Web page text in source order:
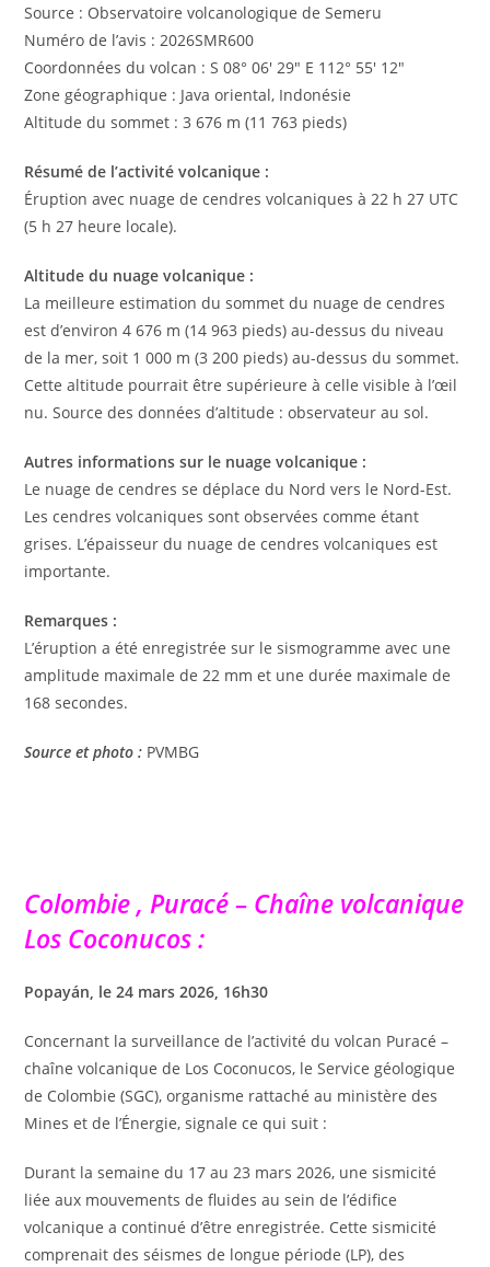
Source : Observatoire volcanologique de Semeru
Numéro de l’avis : 2026SMR600
Coordonnées du volcan : S 08° 06′ 29″ E 112° 55′ 12″
Zone géographique : Java oriental, Indonésie
Altitude du sommet : 3 676 m (11 763 pieds)
Résumé de l’activité volcanique :
Éruption avec nuage de cendres volcaniques à 22 h 27 UTC
(5 h 27 heure locale).
Altitude du nuage volcanique :
La meilleure estimation du sommet du nuage de cendres
est d’environ 4 676 m (14 963 pieds) au-dessus du niveau
de la mer, soit 1 000 m (3 200 pieds) au-dessus du sommet.
Cette altitude pourrait être supérieure à celle visible à l’œil
nu. Source des données d’altitude : observateur au sol.
Autres informations sur le nuage volcanique :
Le nuage de cendres se déplace du Nord vers le Nord-Est.
Les cendres volcaniques sont observées comme étant
grises. L’épaisseur du nuage de cendres volcaniques est
importante.
Remarques :
L’éruption a été enregistrée sur le sismogramme avec une
amplitude maximale de 22 mm et une durée maximale de
168 secondes.
Source et photo : PVMBG
Colombie , Puracé – Chaîne volcanique
Los Coconucos :
Popayán, le 24 mars 2026, 16h30
Concernant la surveillance de l’activité du volcan Puracé –
chaîne volcanique de Los Coconucos, le Service géologique
de Colombie (SGC), organisme rattaché au ministère des
Mines et de l’Énergie, signale ce qui suit :
Durant la semaine du 17 au 23 mars 2026, une sismicité
liée aux mouvements de fluides au sein de l’édifice
volcanique a continué d’être enregistrée. Cette sismicité
comprenait des séismes de longue période (LP), des